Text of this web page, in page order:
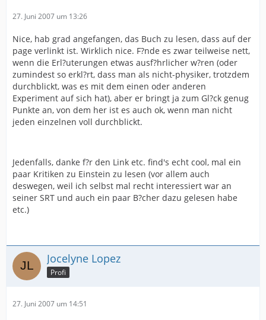
nicht zu kennen scheinen und auf Hinweise der
Landesparlamente, einschlie?lich aller ihrer
(4) die Verwaltungsgerichte mit der Kontrolle über
Entscheidungen des zuständigen Bundesministeriums
oder zuständiger Landesministerien;
(5) das Bundesverfassungsgericht mit Entscheidungen
über Verfasssungsbeschwerden.
diesem offenen Brief an 200 Professoren; die zweite
und dritte Sprosse haben wir bereits erfolglos
absolviert. Es wird sich herausstellen, ob wir die vierte
und weitere Sprossen erklimmen müssen. Noch einmal
80 Jahre Unterdrückung der Kritik und
27. Juni 2007 um 13:26
Nice, hab grad angefangen, das Buch zu lesen, dass auf der
page verlinkt ist. Wirklich nice. F?nde es zwar teilweise nett,
wenn die Erl?uterungen etwas ausf?hrlicher w?ren (oder
zumindest so erkl?rt, dass man als nicht-physiker, trotzdem
durchblickt, was es mit dem einen oder anderen
Experiment auf sich hat), aber er bringt ja zum Gl?ck genug
Punkte an, von dem her ist es auch ok, wenn man nicht
jeden einzelnen voll durchblickt.
Jedenfalls, danke f?r den Link etc. find's echt cool, mal ein
paar Kritiken zu Einstein zu lesen (vor allem auch
deswegen, weil ich selbst mal recht interessiert war an
seiner SRT und auch ein paar B?cher dazu gelesen habe
etc.)
Jocelyne Lopez
Profi
27. Juni 2007 um 14:51